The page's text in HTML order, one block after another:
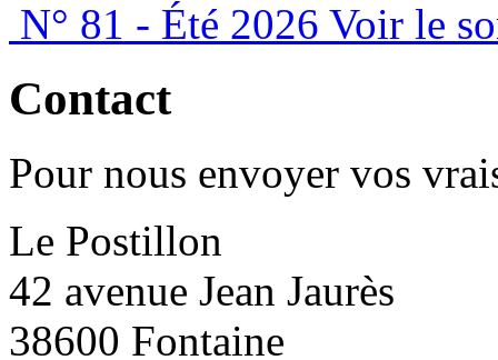
N° 81 - Été 2026 Voir le
Contact
Pour nous envoyer vos
Le Postillon
42 avenue Jean Jaurès
38600 Fontaine